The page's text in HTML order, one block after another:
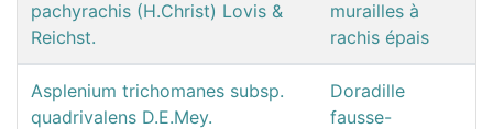
pachyrachis (H.Christ) Lovis &
Reichst.
murailles à
rachis épais
Asplenium trichomanes subsp.
quadrivalens D.E.Mey.
Doradille
fausse-